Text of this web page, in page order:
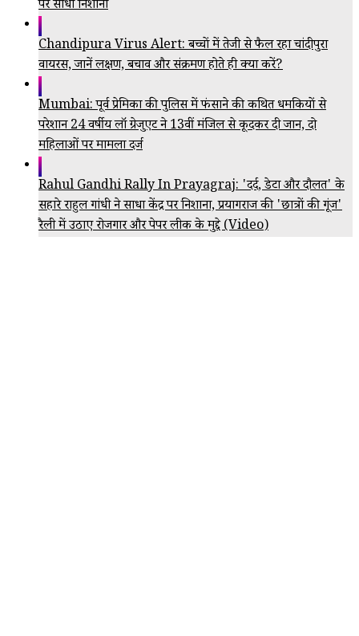
पर साधा निशाना
Chandipura Virus Alert: बच्चों में तेजी से फैल रहा चांदीपुरा
वायरस, जानें लक्षण, बचाव और संक्रमण होते ही क्या करें?
Mumbai: पूर्व प्रेमिका की पुलिस में फंसाने की कथित धमकियों से
परेशान 24 वर्षीय लॉ ग्रेजुएट ने 13वीं मंजिल से कूदकर दी जान, दो
महिलाओं पर मामला दर्ज
Rahul Gandhi Rally In Prayagraj: 'दर्द, डेटा और दौलत' के
सहारे राहुल गांधी ने साधा केंद्र पर निशाना, प्रयागराज की 'छात्रों की गूंज'
रैली में उठाए रोजगार और पेपर लीक के मुद्दे (Video)